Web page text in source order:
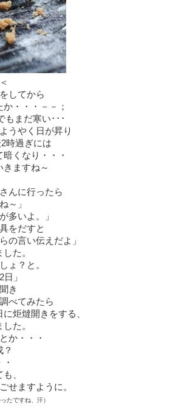
してから
・・・－－；
もまだ寒い･･･
うやく日が昇り
時過ぎには
くなり・・・
きますね～
んに行ったら
～」
多いよ。」
をだすと
の言い伝えだよ」
た。
ょ？と。
日」
き
べてみたら
炬燵開きをする、
た。
か・・・
？
、
せますように。
たですね、汗）